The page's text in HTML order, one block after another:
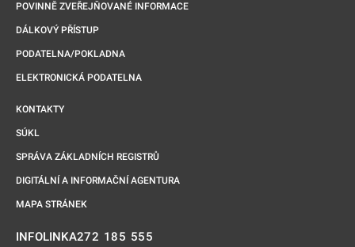
POVINNĚ ZVEŘEJŇOVANÉ INFORMACE
DÁLKOVÝ PŘÍSTUP
PODATELNA/POKLADNA
ELEKTRONICKÁ PODATELNA
KONTAKTY
SÚKL
SPRÁVA ZÁKLADNÍCH REGISTRŮ
DIGITÁLNÍ A INFORMAČNÍ AGENTURA
MAPA STRÁNEK
INFOLINKA272 185 555